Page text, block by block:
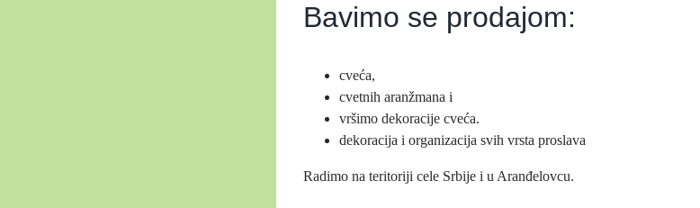
Bavimo se prodajom:
cveća,
cvetnih aranžmana i
vršimo dekoracije cveća.
dekoracija i organizacija svih vrsta proslava
Radimo na teritoriji cele Srbije i u Aranđelovcu.